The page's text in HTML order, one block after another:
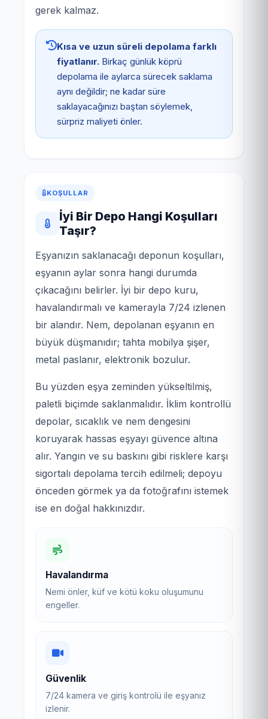
gerek kalmaz.
Kısa ve uzun süreli depolama farklı
fiyatlanır. Birkaç günlük köprü
depolama ile aylarca sürecek saklama
aynı değildir; ne kadar süre
saklayacağınızı baştan söylemek,
sürpriz maliyeti önler.
KOŞULLAR
İyi Bir Depo Hangi Koşulları
Taşır?
Eşyanızın saklanacağı deponun koşulları,
eşyanın aylar sonra hangi durumda
çıkacağını belirler. İyi bir depo kuru,
havalandırmalı ve kamerayla 7/24 izlenen
bir alandır. Nem, depolanan eşyanın en
büyük düşmanıdır; tahta mobilya şişer,
metal paslanır, elektronik bozulur.
Bu yüzden eşya zeminden yükseltilmiş,
paletli biçimde saklanmalıdır. İklim kontrollü
depolar, sıcaklık ve nem dengesini
koruyarak hassas eşyayı güvence altına
alır. Yangın ve su baskını gibi risklere karşı
sigortalı depolama tercih edilmeli; depoyu
önceden görmek ya da fotoğrafını istemek
ise en doğal hakkınızdır.
Havalandırma
Nemi önler, küf ve kötü koku oluşumunu
engeller.
Güvenlik
7/24 kamera ve giriş kontrolü ile eşyanız
izlenir.